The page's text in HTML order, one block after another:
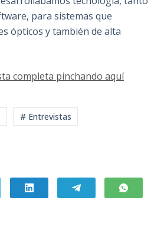
para sistemas que
ópticos y también de alta
completa pinchando aquí
# Entrevistas